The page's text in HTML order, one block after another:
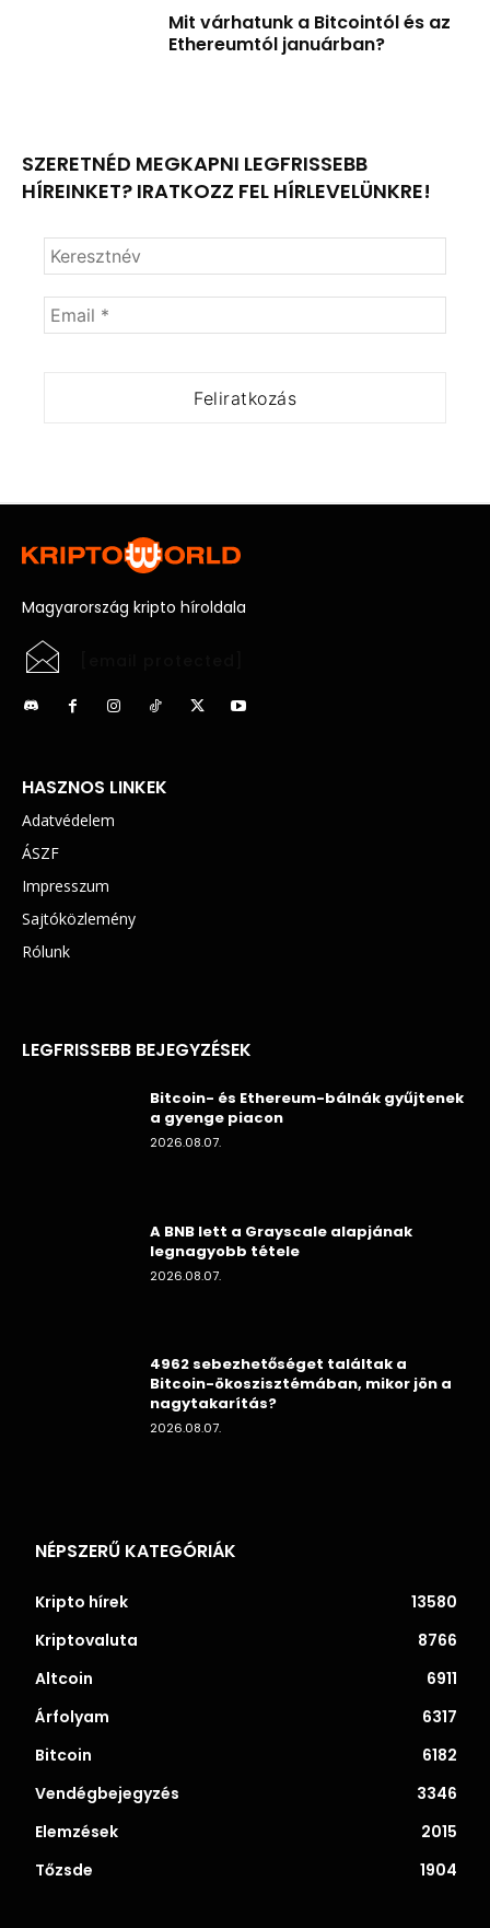
Mit várhatunk a Bitcointól és az
Ethereumtól januárban?
SZERETNÉD MEGKAPNI LEGFRISSEBB
HÍREINKET? IRATKOZZ FEL HÍRLEVELÜNKRE!
Magyarország kripto híroldala
HASZNOS LINKEK
Adatvédelem
ÁSZF
Impresszum
Sajtóközlemény
Rólunk
LEGFRISSEBB BEJEGYZÉSEK
Bitcoin- és Ethereum-bálnák gyűjtenek
a gyenge piacon
2026.08.07.
A BNB lett a Grayscale alapjának
legnagyobb tétele
2026.08.07.
4962 sebezhetőséget találtak a
Bitcoin-ökoszisztémában, mikor jön a
nagytakarítás?
2026.08.07.
NÉPSZERŰ KATEGÓRIÁK
Kripto hírek
13580
Kriptovaluta
8766
Altcoin
6911
Árfolyam
6317
Bitcoin
6182
Vendégbejegyzés
3346
Elemzések
2015
Tőzsde
1904